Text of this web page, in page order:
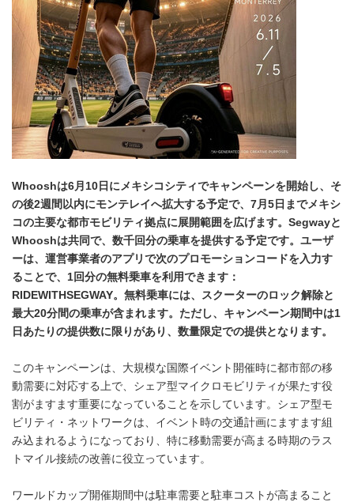
Whooshは6月10日にメキシコシティでキャンペーンを開始し、そ
の後2週間以内にモンテレイへ拡大する予定で、7月5日までメキシ
コの主要な都市モビリティ拠点に展開範囲を広げます。 Segwayと
Whooshは共同で、数千回分の乗車を提供する予定です。ユーザ
ーは、運営事業者のアプリで次のプロモーションコードを入力す
ることで、1回分の無料乗車を利用できます：
RIDEWITHSEGWAY。無料乗車には、スクーターのロック解除と
最大20分間の乗車が含まれます。ただし、キャンペーン期間中は1
日あたりの提供数に限りがあり、数量限定での提供となります。
このキャンペーンは、大規模な国際イベント開催時に都市部の移
動需要に対応する上で、シェア型マイクロモビリティが果たす役
割がますます重要になっていることを示しています。シェア型モ
ビリティ・ネットワークは、イベント時の交通計画にますます組
み込まれるようになっており、特に移動需要が高まる時期のラス
トマイル接続の改善に役立っています。
ワールドカップ開催期間中は駐車需要と駐車コストが高まること